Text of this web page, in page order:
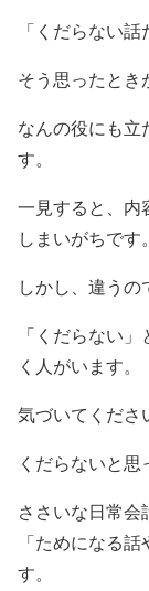
「くだらない話
そう思ったとき
なんの役にも立
す。
一見すると、内
しまいがちです。
しかし、違うの
「くだらない
く人がいます。
気づいてくださ
くだらないと思
ささいな日常会
「ためになる
す。